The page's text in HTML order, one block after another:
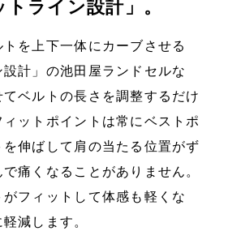
トライン設計」。
を上下一体にカーブさせる
設計」の池田屋ランドセルな
ベルトの長さを調整するだけ
ットポイントは常にベストポ
伸ばして肩の当たる位置がず
痛くなることがありません。
フィットして体感も軽くな
減します。